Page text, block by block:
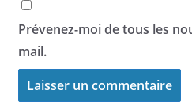
Prévenez-moi de tous les
mail.